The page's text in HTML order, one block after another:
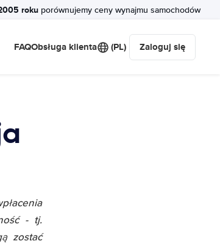
roku porównujemy ceny wynajmu samochodów
FAQObsługa klienta (PL) Zaloguj się
- tj.
zostać